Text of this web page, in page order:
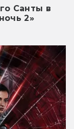
Санты в
2»